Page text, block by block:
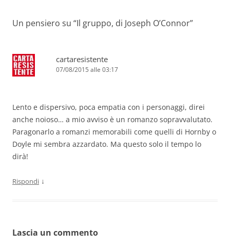
Un pensiero su “Il gruppo, di Joseph O’Connor”
cartaresistente
07/08/2015 alle 03:17
Lento e dispersivo, poca empatia con i personaggi, direi
anche noioso… a mio avviso è un romanzo sopravvalutato.
Paragonarlo a romanzi memorabili come quelli di Hornby o
Doyle mi sembra azzardato. Ma questo solo il tempo lo
dirà!
Rispondi ↓
Lascia un commento